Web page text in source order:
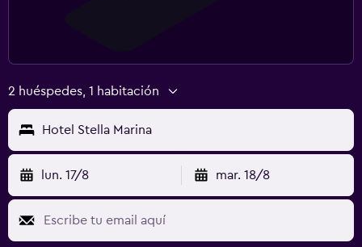
2 huéspedes, 1 habitación
Hotel Stella Marina
lun. 17/8 mar. 18/8